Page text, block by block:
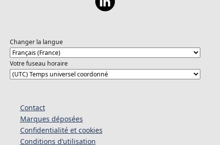
Changer la langue
Votre fuseau horaire
Contact
Marques déposées
Confidentialité et cookies
Conditions d’utilisation